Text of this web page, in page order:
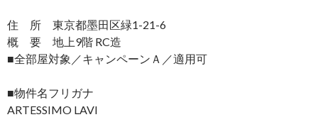
住 所 東京都墨田区緑1-21-6
概 要 地上9階 RC造
■全部屋対象／キャンペーンＡ／適用可
■物件名フリガナ
ARTESSIMO LAVI